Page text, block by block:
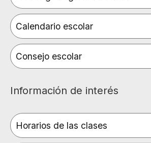
Calendario escolar
Consejo escolar
Información de interés
Horarios de las clases